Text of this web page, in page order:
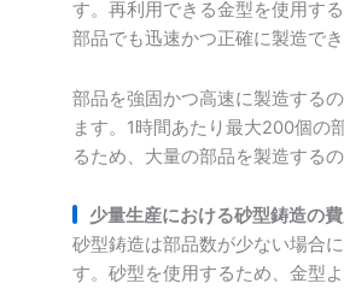
す。再利用できる金型を使用す
部品でも迅速かつ正確に製造でき
部品を強固かつ高速に製造する
ます。1時間あたり最大200個の
るため、大量の部品を製造するの
少量生産における砂型鋳造の
砂型鋳造は部品数が少ない場合
す。砂型を使用するため、金型